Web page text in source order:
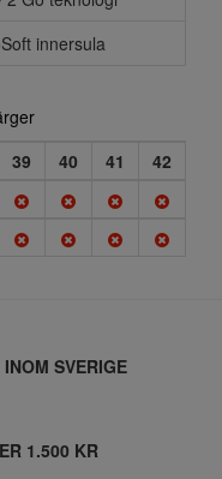
innersula
39 40 41
42
SVERIGE
1.500 KR